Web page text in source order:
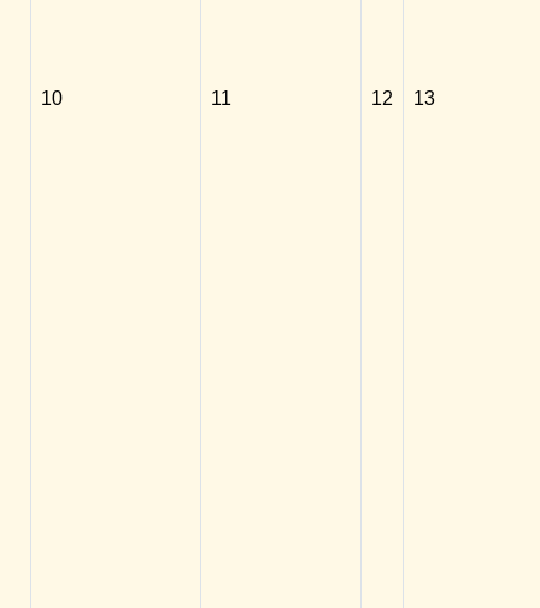
10 11 12 13